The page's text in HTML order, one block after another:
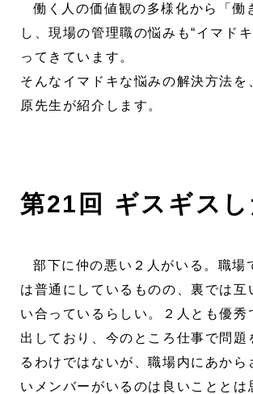
働く人の価値観の多様化から「働
し、現場の管理職の悩みも“イマド
ってきています。
そんなイマドキな悩みの解決方法を
原先生が紹介します。
第21回 ギスギス
部下に仲の悪い２人がいる。職場
は普通にしているものの、裏では互
い合っているらしい。２人とも優秀
出しており、今のところ仕事で問題
るわけではないが、職場内にあから
いメンバーがいるのは良いこととは